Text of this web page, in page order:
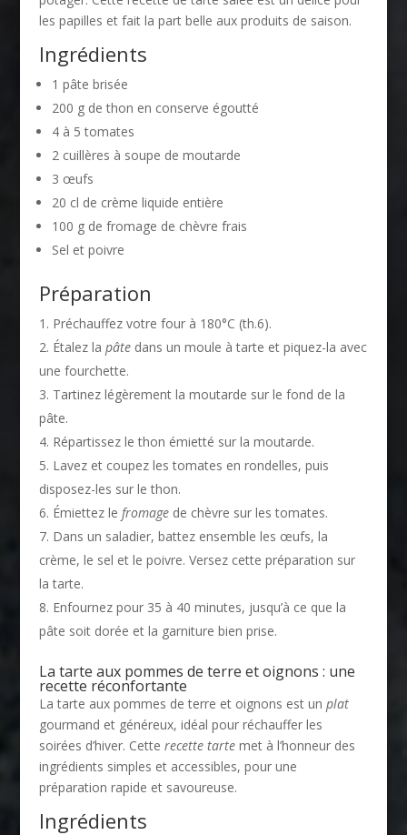
les papilles et fait la part belle aux produits de saison.
Ingrédients
1 pâte brisée
200 g de thon en conserve égoutté
4 à 5 tomates
2 cuillères à soupe de moutarde
3 œufs
20 cl de crème liquide entière
100 g de fromage de chèvre frais
Sel et poivre
Préparation
Préchauffez votre four à 180°C (th.6).
Étalez la pâtedans un moule à tarte et piquez-la avec
une fourchette.
Tartinez légèrement la moutarde sur le fond de la
pâte.
Répartissez le thon émietté sur la moutarde.
Lavez et coupez les tomates en rondelles, puis
disposez-les sur le thon.
Émiettez le fromagede chèvre sur les tomates.
Dans un saladier, battez ensemble les œufs, la
crème, le sel et le poivre. Versez cette préparation sur
la tarte.
Enfournez pour 35 à 40 minutes, jusqu’à ce que la
pâte soit dorée et la garniture bien prise.
La tarte aux pommes de terre et oignons : une
recette réconfortante
La tarte aux pommes de terre et oignons est un plat
gourmand et généreux, idéal pour réchauffer les
soirées d’hiver. Cette recette tartemet à l’honneur des
ingrédients simples et accessibles, pour une
préparation rapide et savoureuse.
Ingrédients